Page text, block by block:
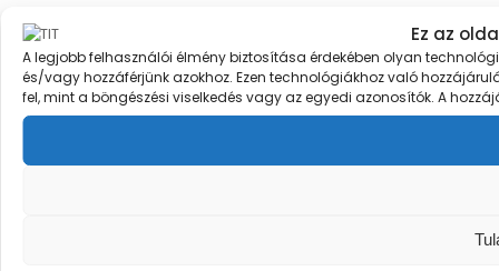
Ez az
A legjobb felhasználói élmény biztosítása érdekében olyan
és/vagy hozzáférjünk azokhoz. Ezen technológiákhoz való
fel, mint a böngészési viselkedés vagy az egyedi azonosítók. A